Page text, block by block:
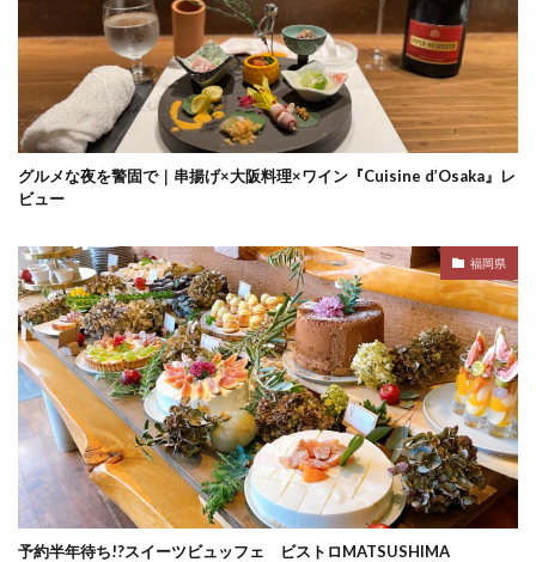
グルメな夜を警固で｜串揚げ×大阪料理×ワイン『Cuisine d’Osaka』レ
ビュー
福岡県
予約半年待ち!?スイーツビュッフェ ビストロMATSUSHIMA